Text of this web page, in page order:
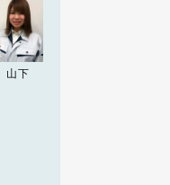
始の営
方法
山下